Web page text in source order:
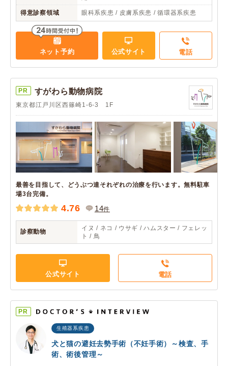
得意診察領域 眼科系疾患 / 皮膚系疾患 / 循環器系疾患
ネット予約 公式サイト 電話
PR すがわら動物病院
東京都江戸川区西篠崎1-6-3 1F
最善を目指して、どうぶつ達それぞれの治療を行います。無料駐車
場3台完備。
4.76 14件
診察動物
イヌ / ネコ / ウサギ / ハムスター / フェレッ
ト / 鳥
公式サイト 電話
PR
生殖器系疾患
犬と猫の避妊去勢手術（不妊手術）～検査、手
術、術後管理～